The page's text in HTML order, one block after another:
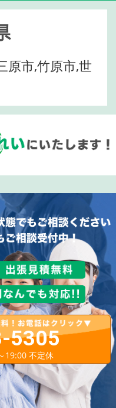
原市,竹原市,世
5305
19:00 不定休